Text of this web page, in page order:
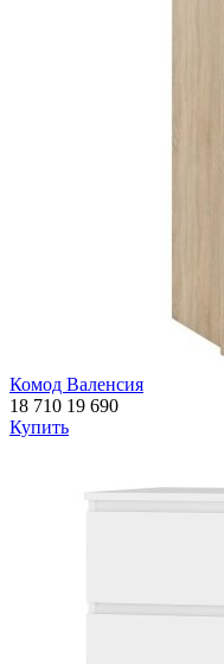
Комод Валенсия
18 710 19 690
Купить